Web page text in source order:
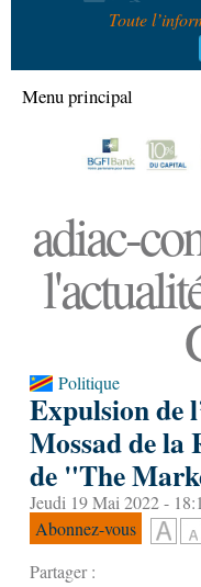
Toute
Menu principal
adiac-
Politique
Expulsion de
Mossad de la
de "The
Jeudi 19 Mai 2022 -
Abonnez-vous
Partager :